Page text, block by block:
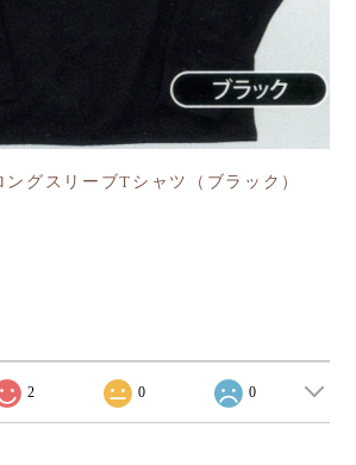
ングスリーブTシャツ（ブラック）
2 0 0